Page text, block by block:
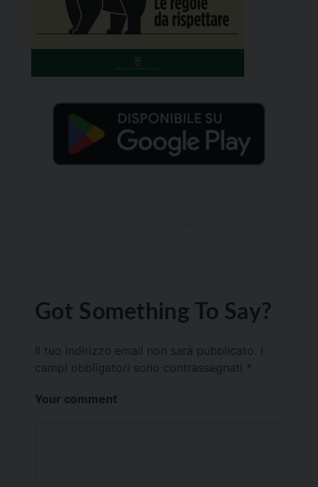
Got Something To Say?
Il tuo indirizzo email non sarà pubblicato.
campi obbligatori sono contrassegnati *
Your comment